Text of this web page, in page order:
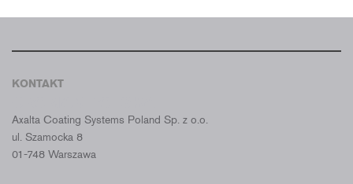
KONTAKT
Axalta Coating Systems Poland Sp. z o.o.
ul. Szamocka 8
01-748 Warszawa